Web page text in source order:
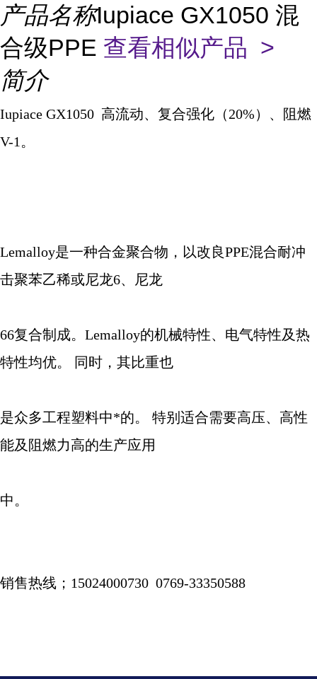
产品名称Iupiace GX1050 混
合级PPE 查看相似产品 >
简介
Iupiace GX1050 高流动、复合强化（20%）、阻燃
V-1 。
Lemalloy是一种合金聚合物，以改良PPE混合耐冲
击聚苯乙稀或尼龙6、尼龙
66复合制成。 Lemalloy的机械特性、电气特性及热
特性均优。 同时，其比重也
是众多工程塑料中*的。 特别适合需要高压、高性
能及阻燃力高的生产应用
中。
销售热线； 15024000730 0769-33350588